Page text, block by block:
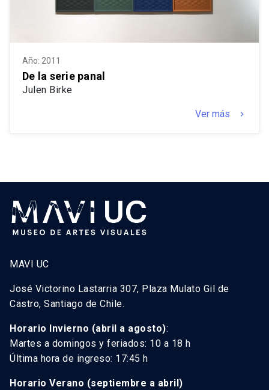
Año: 2011
De la serie panal
Julen Birke
Ver más keyboard_arrow_right
MAVI UC
José Victorino Lastarria 307, Plaza Mulato Gil de
Castro, Santiago de Chile.
Horario Invierno (abril a agosto):
Martes a domingos y feriados: 10 a 18 h
Última hora de ingreso: 17:45 h
Horario Verano (septiembre a abril)